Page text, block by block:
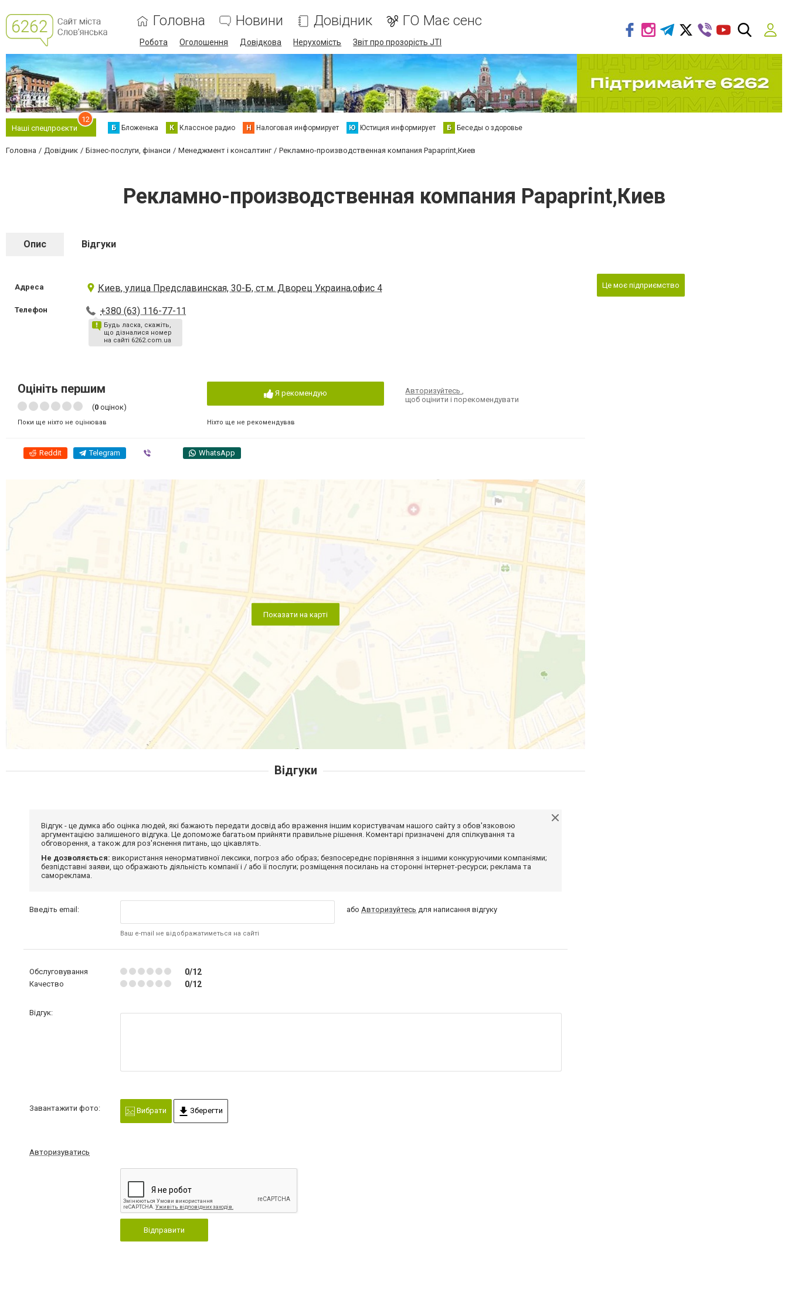
Головна Новини Довідник ГО Має сенс
Робота Оголошення Довідкова Нерухомість Звіт про прозорість JTI
Наші спецпроєкти
12
Б Бложенька К Классное радио Н Налоговая информирует Ю Юстиция информирует Б Беседы о здоровье
Головна Довідник Бізнес-послуги, фінанси Менеджмент і консалтинг Рекламно-производственная компания Papaprint,Киев
Рекламно-производственная компания Papaprint,Киев
Опис Відгуки
Адреса Киев, улица Предславинская, 30-Б, ст.м. Дворец Украина,офис 4
Телефон +380 (63) 116-77-11
Будь ласка, скажіть,
що дізналися номер
на сайті 6262.com.ua
Оцініть першим
(0 оцінок)
Поки ще ніхто не оцінював
Я рекомендую
Ніхто ще не рекомендував
Авторизуйтесь,
щоб оцінити і порекомендувати
Reddit Telegram WhatsApp
Показати на карті
Це моє підприємство
Відгуки
Відгук - це думка або оцінка людей, які бажають передати досвід або враження іншим користувачам нашого сайту з обов'язковою
аргументацією залишеного відгука. Це допоможе багатьом прийняти правильне рішення. Коментарі призначені для спілкування та
обговорення, а також для роз'яснення питань, що цікавлять.
Не дозволяється: використання ненормативної лексики, погроз або образ; безпосереднє порівняння з іншими конкуруючими компаніями;
безпідставні заяви, що ображають діяльність компанії і / або її послуги; розміщення посилань на сторонні інтернет-ресурси; реклама та
самореклама.
Введіть email:
Ваш e-mail не відображатиметься на сайті
абоАвторизуйтесь для написання відгуку
Обслуговування 0/12
Качество 0/12
Відгук:
Завантажити фото: Вибрати Зберегти
Авторизуватись
Відправити